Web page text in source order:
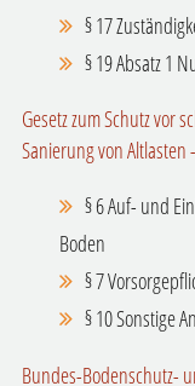
§ 17
§ 19 Absatz 1
Gesetz zum Schutz vor
Sanierung von Altlasten
§ 6 Auf- und
Boden
§ 7
§ 10 Sonstige
Bundes-Bodenschutz-